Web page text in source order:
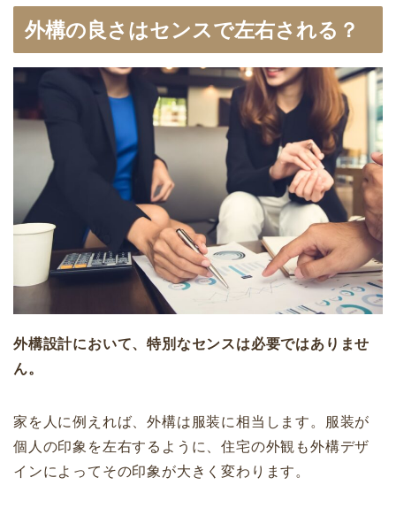
外構の良さはセンスで左右される？
外構設計において、特別なセンスは必要ではありませ
ん。
家を人に例えれば、外構は服装に相当します。服装が
個人の印象を左右するように、住宅の外観も外構デザ
インによってその印象が大きく変わります。